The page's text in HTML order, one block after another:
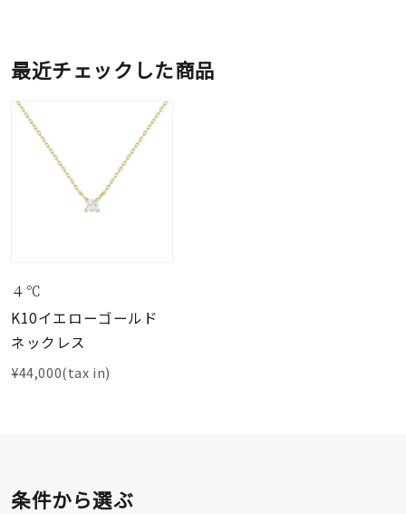
最近チェックした商品
４℃
K10イエローゴールド
ネックレス
¥44,000(tax in)
条件から選ぶ